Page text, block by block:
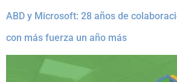
ABD y Microsoft: 28 años de
con más fuerza un año más